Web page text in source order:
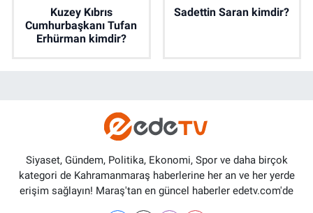
Kuzey Kıbrıs
Cumhurbaşkanı Tufan
Erhürman kimdir?
Sadettin Saran kimdir?
Siyaset, Gündem, Politika, Ekonomi, Spor ve daha birçok
kategori de Kahramanmaraş haberlerine her an ve her yerde
erişim sağlayın! Maraş'tan en güncel haberler edetv.com'de